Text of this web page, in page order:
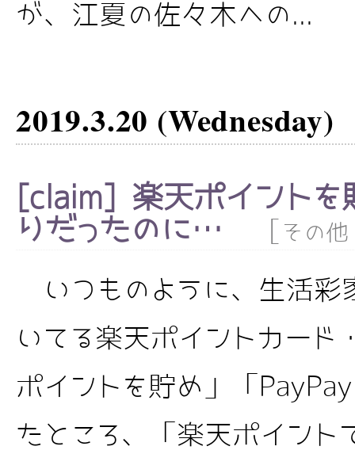
が、江夏の佐々木への...
2019.3.20 (Wednesday)
[claim] 楽天ポイントを
りだったのに…
その
いつものように、生活彩
いてる楽天ポイントカード
ポイントを貯め」「
たところ、「楽天ポイント